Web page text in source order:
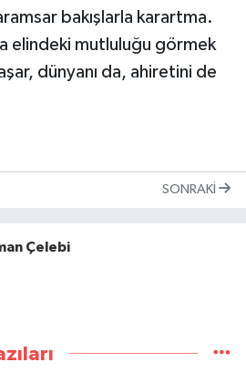
bakışlarla karartma.
elindeki mutluluğu görmek
dünyanı da, ahiretini de
SONRAKI
Çelebi